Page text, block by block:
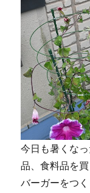
今日も暑くな
品、食料品を
バーガーをつ